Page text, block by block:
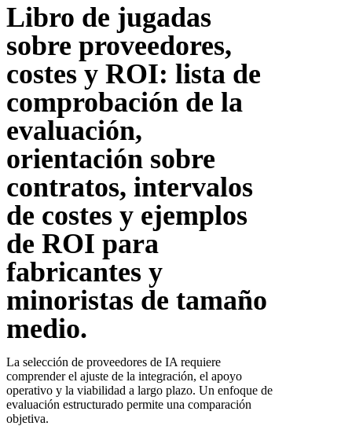
Libro de jugadas
sobre proveedores,
costes y ROI: lista de
comprobación de la
evaluación,
orientación sobre
contratos, intervalos
de costes y ejemplos
de ROI para
fabricantes y
minoristas de tamaño
medio.
La selección de proveedores de IA requiere
comprender el ajuste de la integración, el apoyo
operativo y la viabilidad a largo plazo. Un enfoque de
evaluación estructurado permite una comparación
objetiva.